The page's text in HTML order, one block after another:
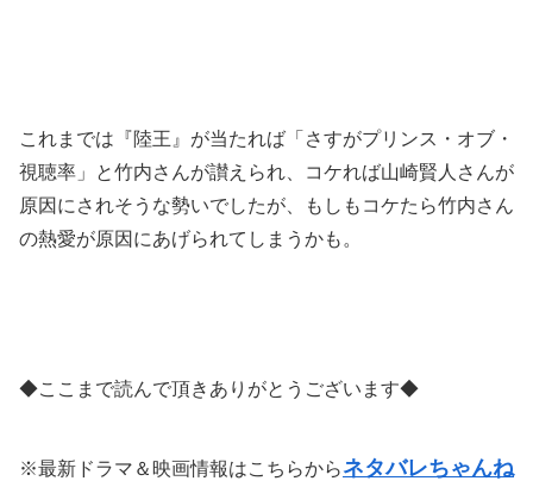
これまでは『陸王』が当たれば「さすがプリンス・オブ・
視聴率」と竹内さんが讃えられ、コケれば山崎賢人さんが
原因にされそうな勢いでしたが、もしもコケたら竹内さん
の熱愛が原因にあげられてしまうかも。
◆ここまで読んで頂きありがとうございます◆
※最新ドラマ＆映画情報はこちらからネタバレちゃんね